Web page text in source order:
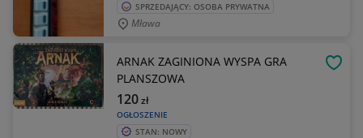
SPRZEDAJĄCY: OSOBA PRYWATNA
Mława
ARNAK ZAGINIONA WYSPA GRA
PLANSZOWA
OGŁOSZENIE
120zł
STAN: NOWY